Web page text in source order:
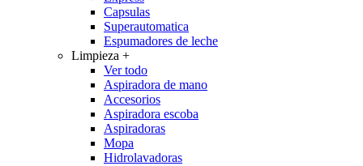
Capsulas
Superautomatica
Espumadores de leche
Limpieza +
Ver todo
Aspiradora de mano
Accesorios
Aspiradora escoba
Aspiradoras
Mopa
Hidrolavadoras